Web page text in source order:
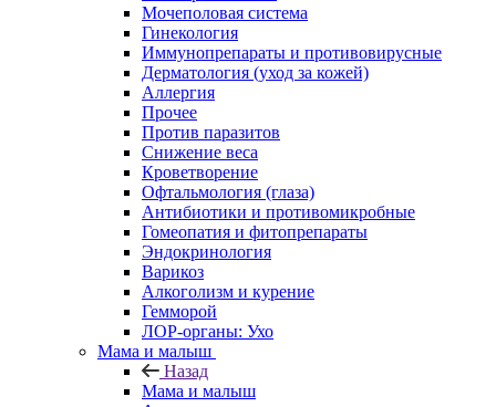
Мочеполовая система
Гинекология
Иммунопрепараты и противовирусные
Дерматология (уход за кожей)
Аллергия
Прочее
Против паразитов
Снижение веса
Кроветворение
Офтальмология (глаза)
Антибиотики и противомикробные
Гомеопатия и фитопрепараты
Эндокринология
Варикоз
Алкоголизм и курение
Гемморой
ЛОР-органы: Ухо
Мама и малыш
Назад
Мама и малыш